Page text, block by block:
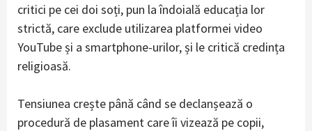
critici pe cei doi soți, pun la îndoială educația lor
strictă, care exclude utilizarea platformei video
YouTube și a smartphone-urilor, și le critică credința
religioasă.
Tensiunea crește până când se declanșează o
procedură de plasament care îi vizează pe copii,